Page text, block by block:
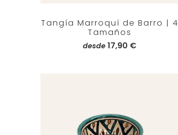
Tangía Marroquí de Barro | 4
Tamaños
desde 17,90 €